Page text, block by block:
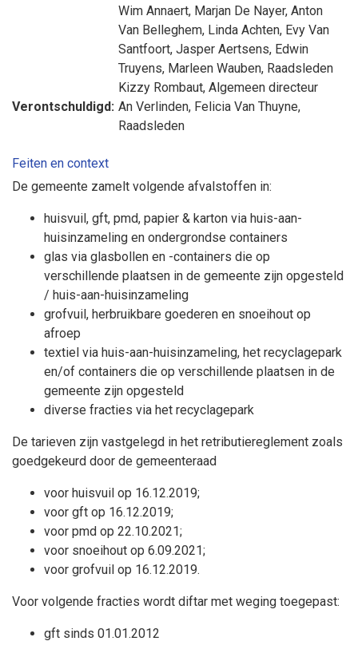
Wim Annaert, Marjan De Nayer, Anton
Van Belleghem, Linda Achten, Evy Van
Santfoort, Jasper Aertsens, Edwin
Truyens, Marleen Wauben, Raadsleden
Kizzy Rombaut, Algemeen directeur
Verontschuldigd: An Verlinden, Felicia Van Thuyne,
Raadsleden
Feiten en context
De gemeente zamelt volgende afvalstoffen in:
huisvuil, gft, pmd, papier & karton via huis-aan-
huisinzameling en ondergrondse containers
glas via glasbollen en -containers die op
verschillende plaatsen in de gemeente zijn opgesteld
/ huis-aan-huisinzameling
grofvuil, herbruikbare goederen en snoeihout op
afroep
textiel via huis-aan-huisinzameling, het recyclagepark
en/of containers die op verschillende plaatsen in de
gemeente zijn opgesteld
diverse fracties via het recyclagepark
De tarieven zijn vastgelegd in het retributiereglement zoals
goedgekeurd door de gemeenteraad
voor huisvuil op 16.12.2019;
voor gft op 16.12.2019;
voor pmd op 22.10.2021;
voor snoeihout op 6.09.2021;
voor grofvuil op 16.12.2019.
Voor volgende fracties wordt diftar met weging toegepast:
gft sinds 01.01.2012